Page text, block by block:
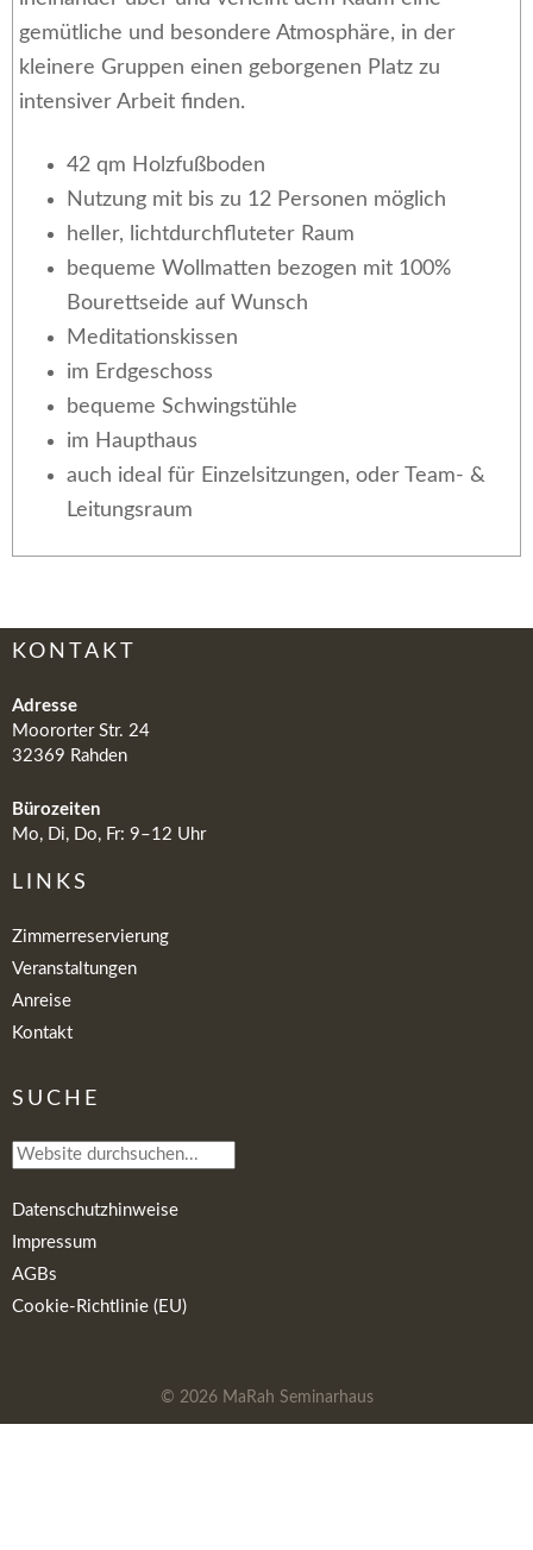
gemütliche und besondere Atmosphäre, in der
kleinere Gruppen einen geborgenen Platz zu
intensiver Arbeit finden.
42 qm Holzfußboden
Nutzung mit bis zu 12 Personen möglich
heller, lichtdurchfluteter Raum
bequeme Wollmatten bezogen mit 100%
Bourettseide auf Wunsch
Meditationskissen
im Erdgeschoss
bequeme Schwingstühle
im Haupthaus
auch ideal für Einzelsitzungen, oder Team- &
Leitungsraum
KONTAKT
Adresse
Moororter Str. 24
32369 Rahden
Bürozeiten
Mo, Di, Do, Fr: 9–12 Uhr
LINKS
Zimmerreservierung
Veranstaltungen
Anreise
Kontakt
SUCHE
Datenschutzhinweise
Impressum
AGBs
Cookie-Richtlinie (EU)
© 2026 MaRah Seminarhaus